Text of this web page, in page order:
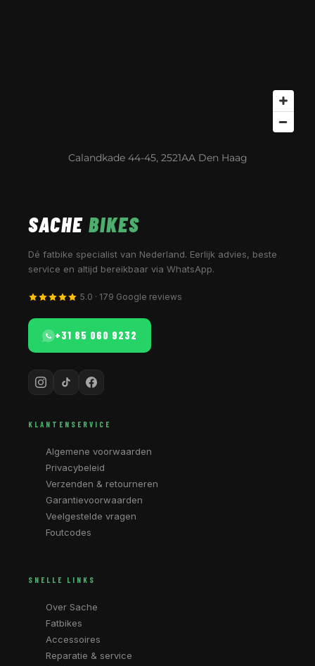
Calandkade 44-45, 2521AA Den Haag
SACHE BIKES
Dé fatbike specialist van Nederland. Eerlijk advies, beste
service en altijd bereikbaar via WhatsApp.
5.0 · 179 Google reviews
+31 85 060 9232
KLANTENSERVICE
Algemene voorwaarden
Privacybeleid
Verzenden & retourneren
Garantievoorwaarden
Veelgestelde vragen
Foutcodes
SNELLE LINKS
Over Sache
Fatbikes
Accessoires
Reparatie & service